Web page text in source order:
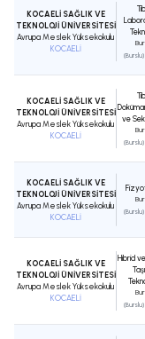
KOCAELİ SAĞLIK VE
TEKNOLOJİ ÜNİVERSİTESİ
Avrupa Meslek Yüksekokulu
KOCAELİ
(Burslu)
KOCAELİ SAĞLIK VE
TEKNOLOJİ ÜNİVERSİTESİ
Avrupa Meslek Yüksekokulu
KOCAELİ
ve
(Burslu)
KOCAELİ SAĞLIK VE
TEKNOLOJİ ÜNİVERSİTESİ
Avrupa Meslek Yüksekokulu
KOCAELİ
(Burslu)
KOCAELİ SAĞLIK VE
TEKNOLOJİ ÜNİVERSİTESİ
Avrupa Meslek Yüksekokulu
KOCAELİ
Hibrid
(Burslu)